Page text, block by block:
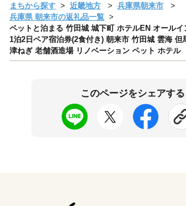
まちから探す 近畿地方
兵庫県朝来市
兵庫県 朝来市の返礼品一覧
ペットと泊まる 竹田城 城下町 ホテルEN オール
1泊2日ペア宿泊券(2食付き) 朝来市 竹田城 雲海 但
津ねぎ 老舗酒造場 リノベーション ペット ホテル
このページをシェアする